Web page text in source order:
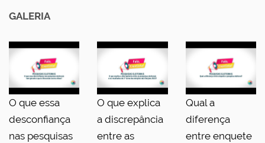
GALERIA
O que essa
desconfiança
nas pesquisas
O que explica
a discrepância
entre as
Qual a
diferença
entre enquete